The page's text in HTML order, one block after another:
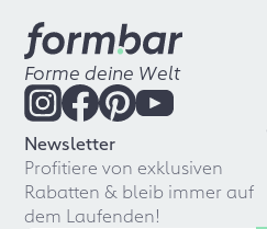
Forme deine Welt
Newsletter
Profitiere von exklusiven
Rabatten & bleib immer auf
dem Laufenden!